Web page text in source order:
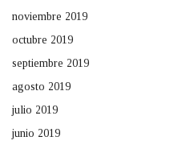
noviembre 2019
octubre 2019
septiembre 2019
agosto 2019
julio 2019
junio 2019